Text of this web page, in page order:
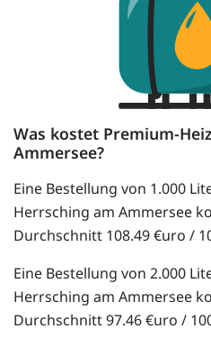
Was kostet Premium-
Ammersee?
Eine Bestellung von 1.000
Herrsching am Ammersee
Durchschnitt 108.49 €uro /
Eine Bestellung von 2.000
Herrsching am Ammersee
Durchschnitt 97.46 €uro /